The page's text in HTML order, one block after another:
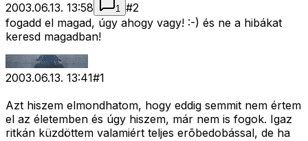
2003.06.13. 13:58 1 #2
fogadd el magad, úgy ahogy vagy! :-) és ne a hibákat
keresd magadban!
2003.06.13. 13:41#1
Azt hiszem elmondhatom, hogy eddig semmit nem értem
el az életemben és úgy hiszem, már nem is fogok. Igaz
ritkán küzdöttem valamiért teljes erõbedobással, de ha